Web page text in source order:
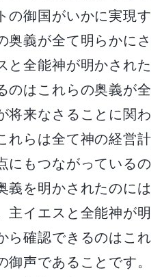
の御国がいかに実現す
奥義が全て明らかにさ
と全能神が明かされた
のはこれらの奥義が全
将来なさることに関わ
れらは全て神の経営計
にもつながっているの
義を明かされたのには
主イエスと全能神が明
ら確認できるのはこれ
声であることです。